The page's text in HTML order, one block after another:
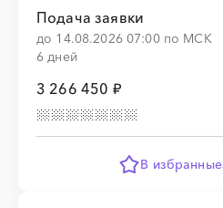
Подача заявки
до 14.08.2026 07:00 по МСК
6 дней
3 266 450 ₽
В избранные